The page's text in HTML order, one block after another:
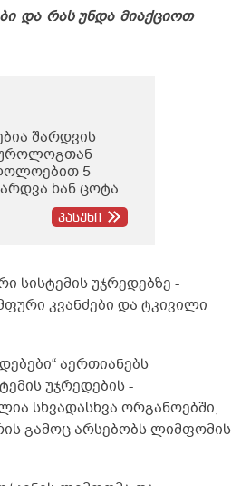
და რასუნდა მიაქციოთ
შარდვის
უროლოგთან
5
ხან ცოტა
მაწუხებს
ნომერი რომ
პასუხი
სისტემის უჯრედებზე -
კვანძები და ტკივილი
აერთიანებს
უჯრედების -
სხვადასხვა ორგანოებში,
გამოც არსებობს ლიმფომის